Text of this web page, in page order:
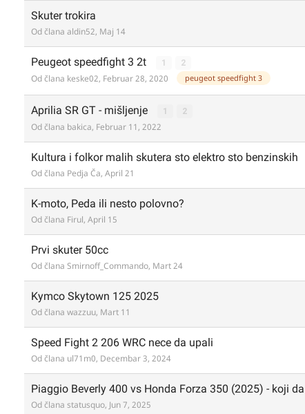
Skuter trokira
Od člana aldin52, Maj 14
Peugeot speedfight 3 2t 1 2
Od člana keske02, Februar 28, 2020 peugeot speedfight 3
Aprilia SR GT - mišljenje 1 2
Od člana bakica, Februar 11, 2022
Kultura i folkor malih skutera sto elektro sto benzinskih
Od člana Pedja Ča, April 21
K-moto, Peda ili nesto polovno?
Od člana Firul, April 15
Prvi skuter 50cc
Od člana Smirnoff_Commando, Mart 24
Kymco Skytown 125 2025
Od člana wazzuu, Mart 11
Speed Fight 2 206 WRC nece da upali
Od člana ul71m0, Decembar 3, 2024
Piaggio Beverly 400 vs Honda Forza 350 (2025) - koji
Od člana statusquo, Jun 7, 2025